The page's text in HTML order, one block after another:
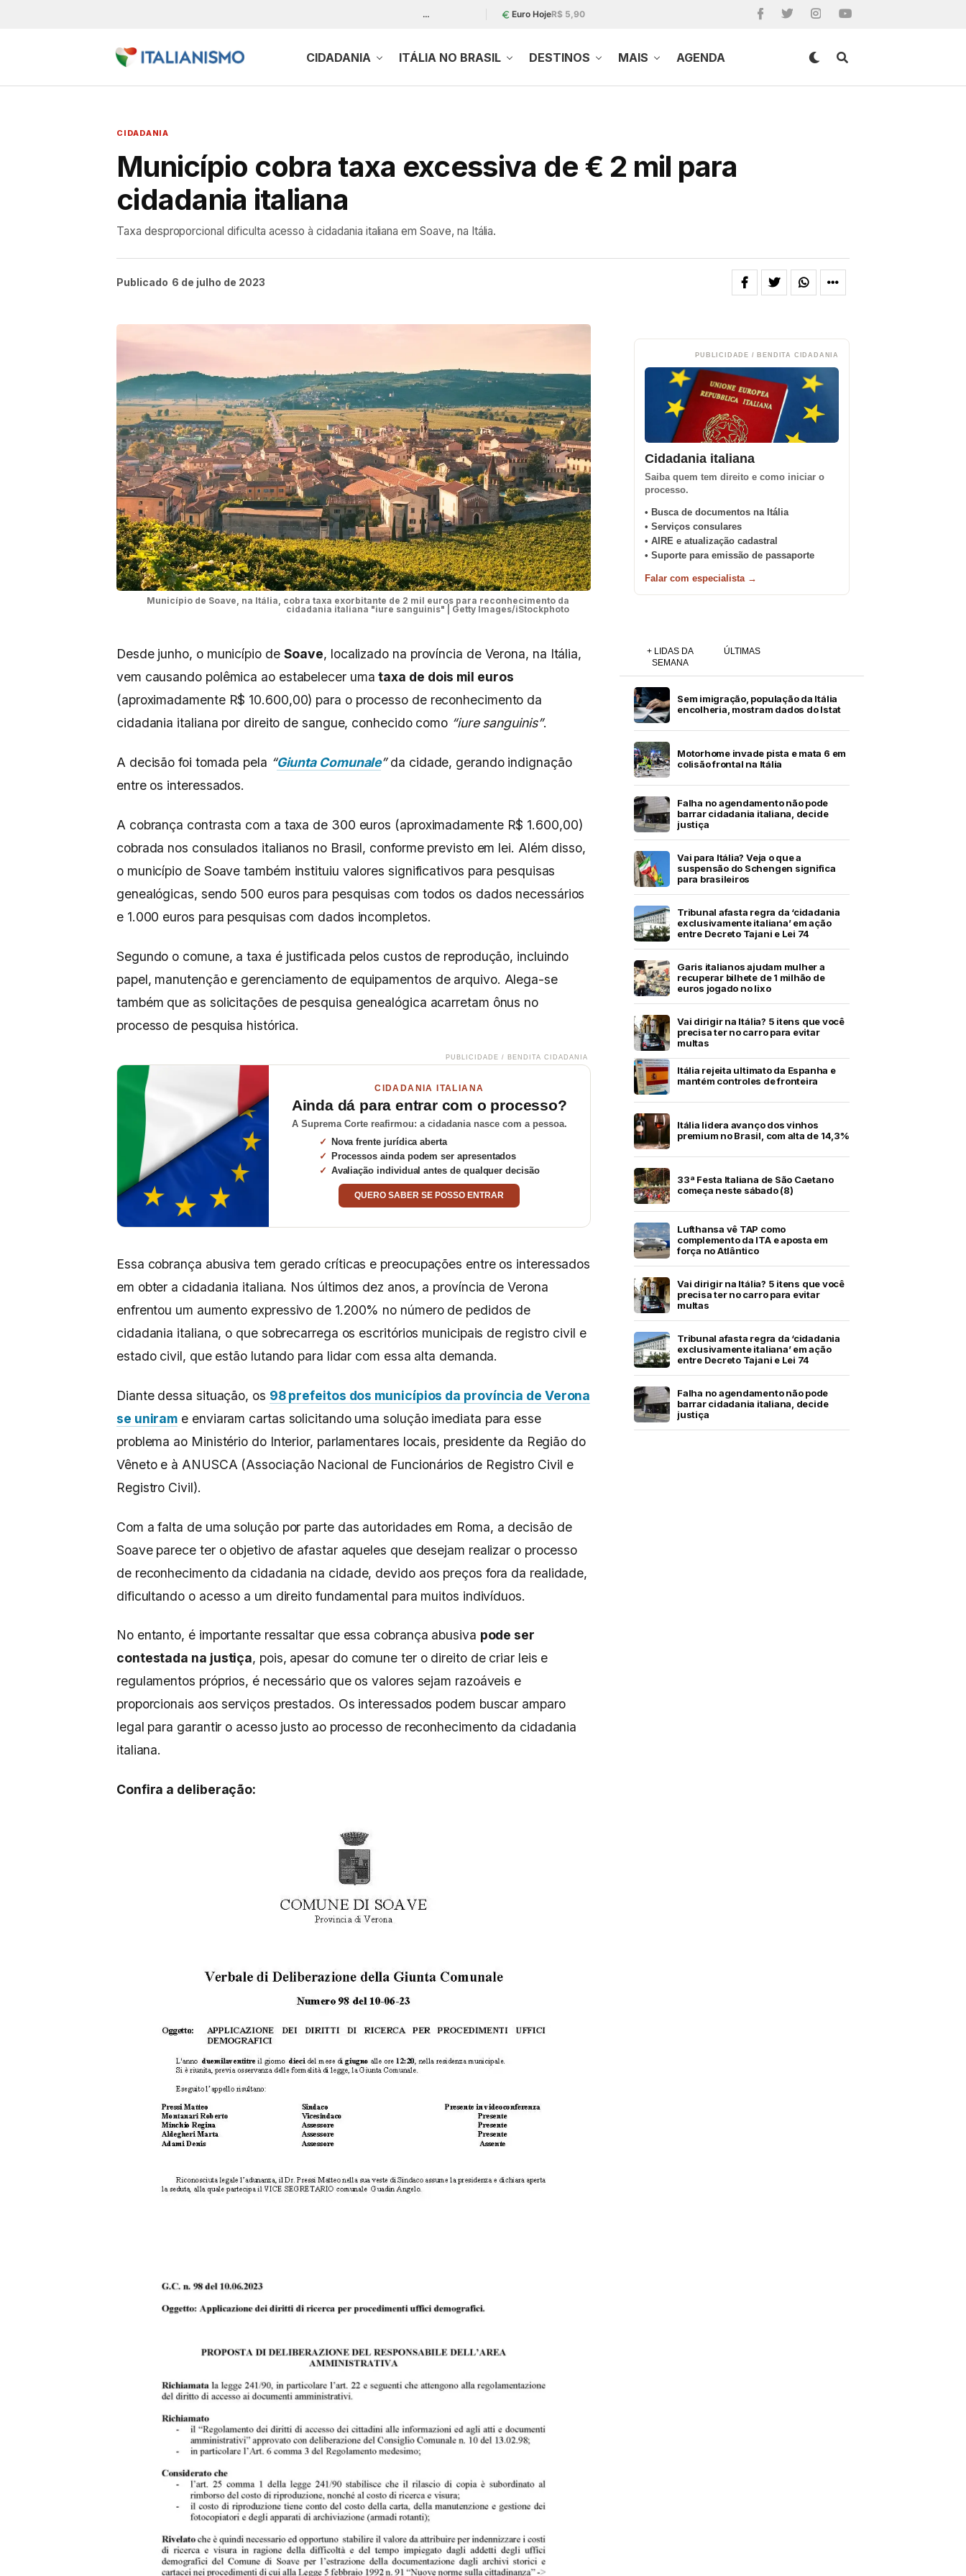
… Euro HojeR$ 5,90
CIDADANIA ITÁLIA NO BRASIL DESTINOS MAIS AGENDA
CIDADANIA
Município cobra taxa excessiva de € 2 mil para
cidadania italiana
Taxa desproporcional dificulta acesso à cidadania italiana em Soave, na Itália.
Publicado 6 de julho de 2023
Município de Soave, na Itália, cobra taxa exorbitante de 2 mil euros para reconhecimento da
cidadania italiana "iure sanguinis" | Getty Images/iStockphoto
Desde junho, o município de Soave, localizado na província de Verona, na Itália,
vem causando polêmica ao estabelecer umataxa de dois mil euros
(aproximadamente R$ 10.600,00) para o processo de reconhecimento da
cidadania italiana por direito de sangue, conhecido como “iure sanguinis”.
A decisão foi tomada pela “Giunta Comunale”da cidade, gerando indignação
entre os interessados.
A cobrança contrasta com a taxa de 300 euros (aproximadamente R$ 1.600,00)
cobrada nos consulados italianos no Brasil, conforme previsto em lei. Além disso,
o município de Soave também instituiu valores significativos para pesquisas
genealógicas, sendo 500 euros para pesquisas com todos os dados necessários
e 1.000 euros para pesquisas com dados incompletos.
Segundo o comune, a taxa é justificada pelos custos de reprodução, incluindo
papel, manutenção e gerenciamento de equipamentos de arquivo. Alega-se
também que as solicitações de pesquisa genealógica acarretam ônus no
processo de pesquisa histórica.
PUBLICIDADE / BENDITA CIDADANIA
CIDADANIA ITALIANA
Ainda dá para entrar com o processo?
A Suprema Corte reafirmou: a cidadania nasce com a pessoa.
Nova frente jurídica aberta
Processos ainda podem ser apresentados
Avaliação individual antes de qualquer decisão
QUERO SABER SE POSSO ENTRAR
Essa cobrança abusiva tem gerado críticas e preocupações entre os interessados
em obter a cidadania italiana. Nos últimos dez anos, a província de Verona
enfrentou um aumento expressivo de 1.200% no número de pedidos de
cidadania italiana, o que sobrecarrega os escritórios municipais de registro civil e
estado civil, que estão lutando para lidar com essa alta demanda.
Diante dessa situação, os 98 prefeitos dos municípios da província de Verona
se uniram e enviaram cartas solicitando uma solução imediata para esse
problema ao Ministério do Interior, parlamentares locais, presidente da Região do
Vêneto e à ANUSCA (Associação Nacional de Funcionários de Registro Civil e
Registro Civil).
Com a falta de uma solução por parte das autoridades em Roma, a decisão de
Soave parece ter o objetivo de afastar aqueles que desejam realizar o processo
de reconhecimento da cidadania na cidade, devido aos preços fora da realidade,
dificultando o acesso a um direito fundamental para muitos indivíduos.
No entanto, é importante ressaltar que essa cobrança abusiva pode ser
contestada na justiça, pois, apesar do comune ter o direito de criar leis e
regulamentos próprios, é necessário que os valores sejam razoáveis e
proporcionais aos serviços prestados. Os interessados podem buscar amparo
legal para garantir o acesso justo ao processo de reconhecimento da cidadania
italiana.
Confira a deliberação:
PUBLICIDADE / BENDITA CIDADANIA
Cidadania italiana
Saiba quem tem direito e como iniciar o
processo.
• Busca de documentos na Itália
• Serviços consulares
• AIRE e atualização cadastral
• Suporte para emissão de passaporte
Falar com especialista →
+ LIDAS DA
SEMANA
ÚLTIMAS
Sem imigração, população da Itália
encolheria, mostram dados do Istat
Motorhome invade pista e mata 6 em
colisão frontal na Itália
Falha no agendamento não pode
barrar cidadania italiana, decide
justiça
Vai para Itália? Veja o que a
suspensão do Schengen significa
para brasileiros
Tribunal afasta regra da ‘cidadania
exclusivamente italiana’ em ação
entre Decreto Tajani e Lei 74
Garis italianos ajudam mulher a
recuperar bilhete de 1 milhão de
euros jogado no lixo
Vai dirigir na Itália? 5 itens que você
precisa ter no carro para evitar
multas
Itália rejeita ultimato da Espanha e
mantém controles de fronteira
Itália lidera avanço dos vinhos
premium no Brasil, com alta de 14,3%
33ª Festa Italiana de São Caetano
começa neste sábado (8)
Lufthansa vê TAP como
complemento da ITA e aposta em
força no Atlântico
Vai dirigir na Itália? 5 itens que você
precisa ter no carro para evitar
multas
Tribunal afasta regra da ‘cidadania
exclusivamente italiana’ em ação
entre Decreto Tajani e Lei 74
Falha no agendamento não pode
barrar cidadania italiana, decide
justiça